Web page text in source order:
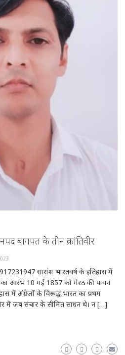
बागपत के तीन क्रांतिवीर
सारांश भारतवर्ष के इतिहास में
का आरंभ 10 मई 1857 को मेरठ की पावन
में अंग्रेजों के विरूद्ध भारत का प्रथम
में जब संचार के सीमित साधन थे। न […]